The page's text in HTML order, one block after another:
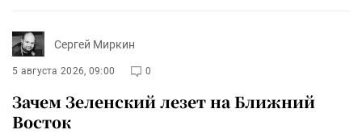
Сергей Миркин
5 августа 2026, 09:00 0
Зачем Зеленский лезет на Ближний
Восток